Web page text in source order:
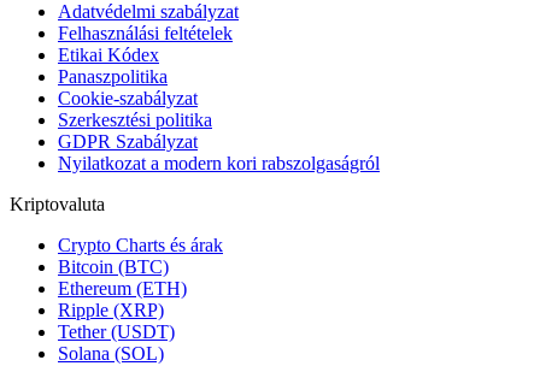
Adatvédelmi szabályzat
Felhasználási feltételek
Etikai Kódex
Panaszpolitika
Cookie-szabályzat
Szerkesztési politika
GDPR Szabályzat
Nyilatkozat a modern kori rabszolgaságról
Kriptovaluta
Crypto Charts és árak
Bitcoin (BTC)
Ethereum (ETH)
Ripple (XRP)
Tether (USDT)
Solana (SOL)